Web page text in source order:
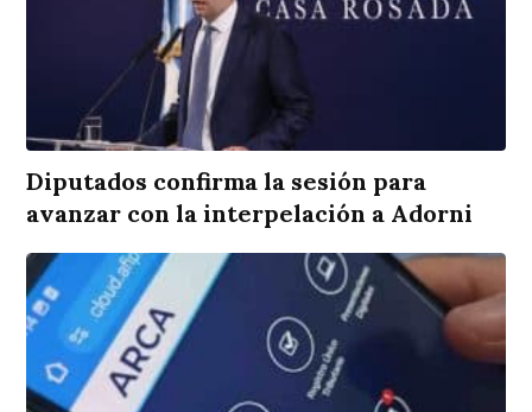
Diputados confirma la sesión para
avanzar con la interpelación a Adorni